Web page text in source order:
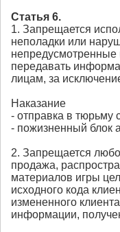
Статья 6.
1. Запрещается
неполадки или
непредусмотренные
передавать
лицам, за
Наказание
- отправка в тюрьму
- пожизненный блок
2. Запрещается
продажа,
материалов игры
исходного кода
измененного
информации,